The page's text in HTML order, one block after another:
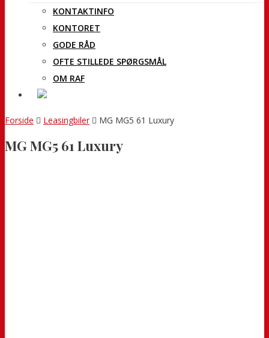
KONTAKTINFO
KONTORET
GODE RÅD
OFTE STILLEDE SPØRGSMÅL
OM RAF
Forside Leasingbiler MG MG5 61 Luxury
MG MG5 61 Luxury